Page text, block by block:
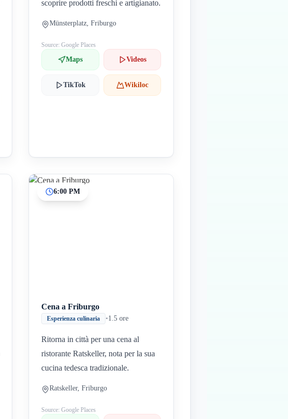
scoprire prodotti freschi e artigianato.
Münsterplatz, Friburgo
Source: Google Places
Maps Videos
TikTok Wikiloc
6:00 PM
Cena a Friburgo
Esperienza culinaria •1.5 ore
Ritorna in città per una cena al
ristorante Ratskeller, nota per la sua
cucina tedesca tradizionale.
Ratskeller, Friburgo
Source: Google Places